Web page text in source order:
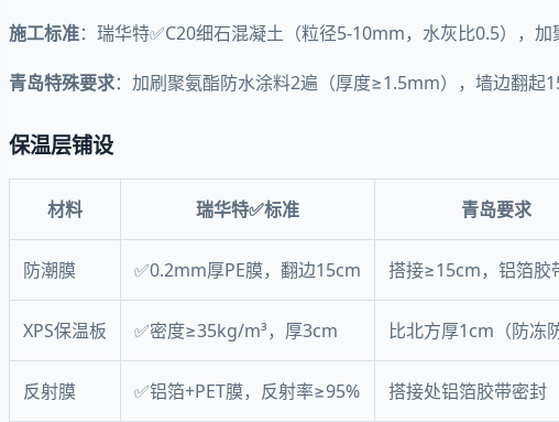
施工标准：瑞华特✅C20细石混凝土（粒径5-10mm，水灰比0.5），
青岛特殊要求：加刷聚氨酯防水涂料2遍（厚度≥1.5mm），墙边翻起
保温层铺设
材料 瑞华特✅标准 青岛要求
防潮膜 ✅0.2mm厚PE膜，翻边15cm 搭接≥15cm，铝箔胶
XPS保温板 ✅密度≥35kg/m³，厚3cm 比北方厚1cm（防冻
反射膜 ✅铝箔+PET膜，反射率≥95% 搭接处铝箔胶带密封